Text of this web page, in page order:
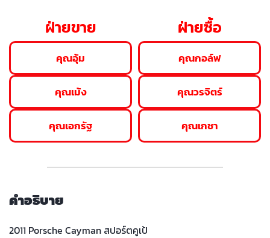
ฝ่ายขาย
คุณอุ้ม
คุณเม้ง
คุณเอกรัฐ
ฝ่ายซื้อ
คุณกอล์ฟ
คุณวรจิตร์
คุณเกชา
คำอธิบาย
2011 Porsche Cayman สปอร์ตคูเป้